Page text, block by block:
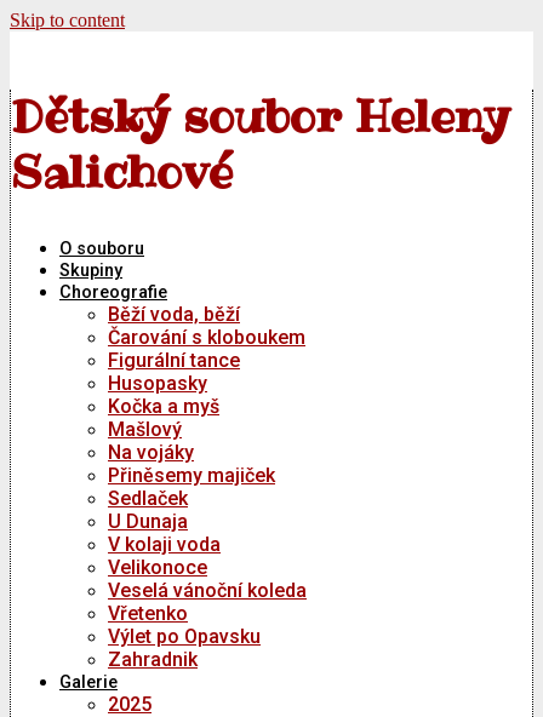
Skip to content
Dětský soubor Heleny
Salichové
O souboru
Skupiny
Choreografie
Běží voda, běží
Čarování s kloboukem
Figurální tance
Husopasky
Kočka a myš
Mašlový
Na vojáky
Přiněsemy majiček
Sedlaček
U Dunaja
V kolaji voda
Velikonoce
Veselá vánoční koleda
Vřetenko
Výlet po Opavsku
Zahradnik
Galerie
2025